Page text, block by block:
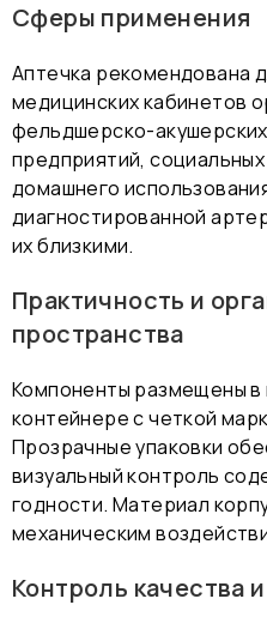
Сферы применения
Аптечка рекомендована
медицинских кабинетов
фельдшерско-
предприятий,
домашнего
диагностированной
их близкими.
Практичность и
пространства
Компоненты размещены
контейнере с четкой
Прозрачные упаковки
визуальный контроль
годности. Материал
механическим
Контроль качества